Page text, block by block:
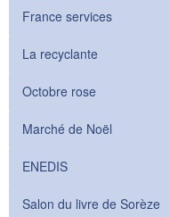
France services
La recyclante
Octobre rose
Marché de Noël
ENEDIS
Salon du livre de Sorèze